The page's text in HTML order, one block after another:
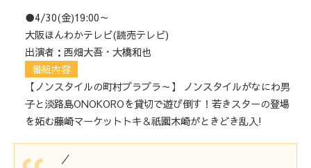
●4/30(金)19:00～
大阪ほんわかテレビ(読売テレビ)
出演者：西畑大吾・大橋和也
番組内容
【ノンスタイルの町村ブラブラ～】 ノンスタイルがなにわ男
子と淡路島ONOKOROを貸切で遊び倒す！若きスターの登場
を妬む藤崎マーケットトキ＆祇園木崎がときどき乱入!
／